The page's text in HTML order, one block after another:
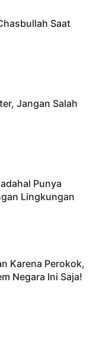
Saat
Jangan Salah
Punya
Lingkungan
Karena Perokok,
Negara Ini Saja!